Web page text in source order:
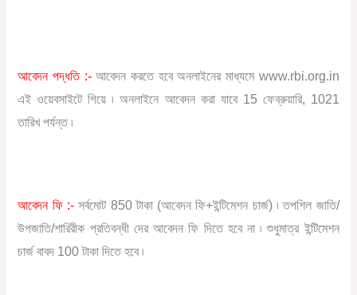
আবেদন পদ্ধতি :-আবেদন করতে হবে অনলাইনের মাধ্যমে www.rbi.org.in
এই ওয়েবসাইটে গিয়ে ৷ অনলাইনে আবেদন করা যাবে 15 ফেব্রুয়ারি, 1021
তারিখ পর্যন্ত ৷
আবেদন ফি :-সর্বমোট 850 টাকা (আবেদন ফি+ইন্টিমেশন চার্জ) ৷ তপশিল জাতি/
উপজাতি/শারিরীক প্রতিবন্ধী দের আবেদন ফি দিতে হবে না ৷ শুধুমাত্র ইন্টিমেশন
চার্জ বাবদ 100 টাকা দিতে হবে ৷